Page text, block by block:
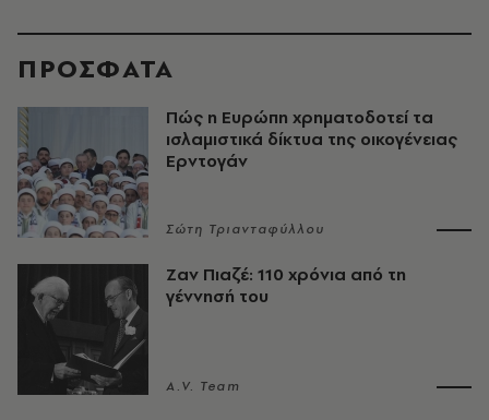
ΠΡΟΣΦΑΤΑ
Πώς η Ευρώπη χρηματοδοτεί τα
ισλαμιστικά δίκτυα της οικογένειας
Ερντογάν
Σώτη Τριανταφύλλου
Ζαν Πιαζέ: 110 χρόνια από τη
γέννησή του
A.V. Team